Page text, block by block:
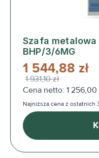
Szafa
BHP/3/6MG
1 544,88 zł
1 931,10 zł
Cena netto: 1 256,00
Najniższa cena z ostatnich